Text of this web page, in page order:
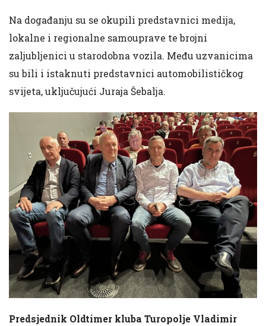
Na događanju su se okupili predstavnici medija,
lokalne i regionalne samouprave te brojni
zaljubljenici u starodobna vozila. Među uzvanicima
su bili i istaknuti predstavnici automobilističkog
svijeta, uključujući Juraja Šebalja.
Predsjednik Oldtimer kluba Turopolje Vladimir